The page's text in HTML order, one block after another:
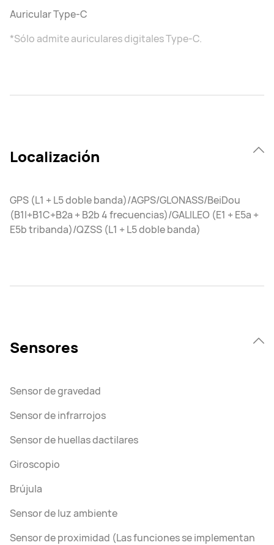
Auricular Type-C
*Sólo admite auriculares digitales Type-C.
Localización
GPS (L1 + L5 doble banda)/AGPS/GLONASS/BeiDou
(B1I+B1C+B2a + B2b 4 frecuencias)/GALILEO (E1 + E5a +
E5b tribanda)/QZSS (L1 + L5 doble banda)
Sensores
Sensor de gravedad
Sensor de infrarrojos
Sensor de huellas dactilares
Giroscopio
Brújula
Sensor de luz ambiente
Sensor de proximidad (Las funciones se implementan